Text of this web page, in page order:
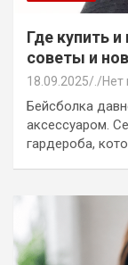
Где купить
советы и
18.09.2025 Нет
Бейсболка
аксессуаром.
гардероба,